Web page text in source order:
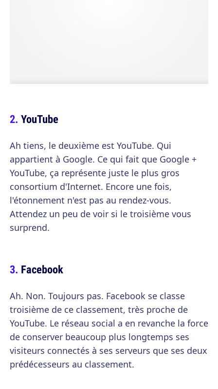
YouTube
Ah tiens, le deuxième est YouTube. Qui
appartient à Google. Ce qui fait que Google +
YouTube, ça représente juste le plus gros
consortium d'Internet. Encore une fois,
l'étonnement n'est pas au rendez-vous.
Attendez un peu de voir si le troisième vous
surprend.
Facebook
Ah. Non. Toujours pas. Facebook se classe
troisième de ce classement, très proche de
YouTube. Le réseau social a en revanche la force
de conserver beaucoup plus longtemps ses
visiteurs connectés à ses serveurs que ses deux
prédécesseurs au classement.